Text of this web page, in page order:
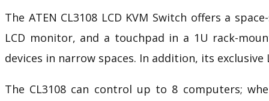
The ATEN CL3108 LCD KVM Switch offers a
LCD monitor, and a touchpad in a 1U rack-
devices in narrow spaces. In addition, its
The CL3108 can control up to 8 computers;